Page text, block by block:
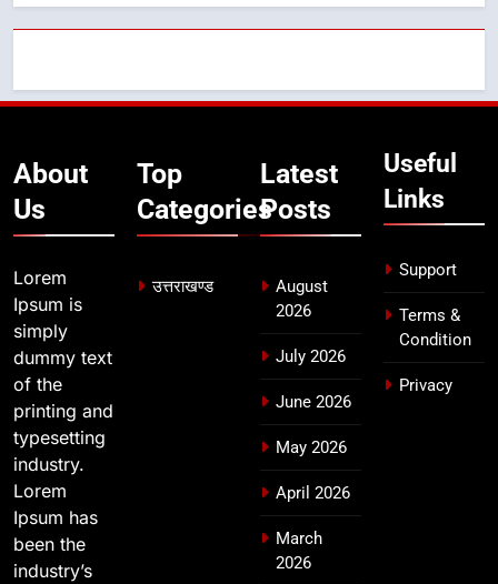
उत्तराखण्ड
मुख्यमंत्री धामी बोले- युवाओं को रोजगार
वाले महीनों में हजारों पदों पर की जाएगी
8
दिल्ली-देहरादून आर्थिक कॉरिडोर से जुड़ी
12 किमी ग्रीनफील्ड बाईपास परियोजना
का डीएम ने किया निरीक्षण; समयबद्ध एवं
गुणवत्तापूर्ण निर्माण सुनिश्चित करने के
निर्देश, सुरक्षा मानकों से कोई समझौता
About
Us
Lorem
Ipsum is
simply
dummy text
of the
printing and
typesetting
industry.
Lorem
Ipsum has
been the
industry’s
Top
Categories
उत्तराखण्ड
Latest
Posts
August
2026
July 2026
June 2026
May 2026
April 2026
March
2026
Useful
Links
Support
Terms &
Condition
Privacy